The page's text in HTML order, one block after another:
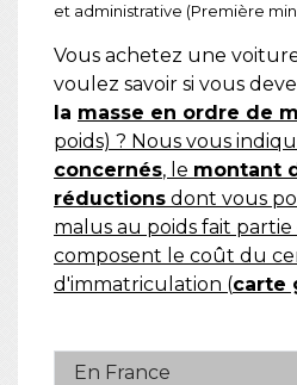
et administrative (Première
Vous achetez une
voulez savoir si vous
la masse en ordre de
poids) ? Nous vous
concernés, le montant
réductions dont vous
malus au poids fait partie
composent le coût du
d'immatriculation (carte
En France